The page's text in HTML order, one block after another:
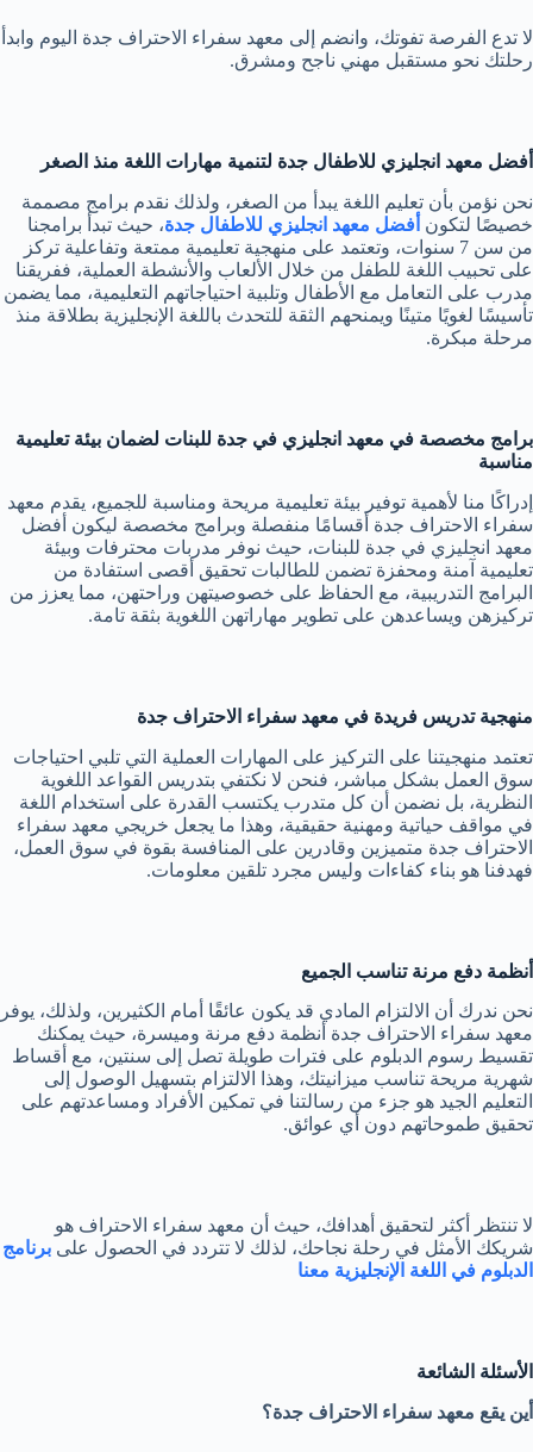
لا تدع الفرصة تفوتك، وانضم إلى معهد سفراء الاحتراف جدة اليوم وابدأ
رحلتك نحو مستقبل مهني ناجح ومشرق.
أفضل معهد انجليزي للاطفال جدة لتنمية مهارات اللغة منذ الصغر
نحن نؤمن بأن تعليم اللغة يبدأ من الصغر، ولذلك نقدم برامج مصممة
خصيصًا لتكون أفضل معهد انجليزي للاطفال جدة، حيث تبدأ برامجنا
من سن 7 سنوات، وتعتمد على منهجية تعليمية ممتعة وتفاعلية تركز
على تحبيب اللغة للطفل من خلال الألعاب والأنشطة العملية، ففريقنا
مدرب على التعامل مع الأطفال وتلبية احتياجاتهم التعليمية، مما يضمن
تأسيسًا لغويًا متينًا ويمنحهم الثقة للتحدث باللغة الإنجليزية بطلاقة منذ
مرحلة مبكرة.
برامج مخصصة في معهد انجليزي في جدة للبنات لضمان بيئة تعليمية
مناسبة
إدراكًا منا لأهمية توفير بيئة تعليمية مريحة ومناسبة للجميع، يقدم معهد
سفراء الاحتراف جدة أقسامًا منفصلة وبرامج مخصصة ليكون أفضل
معهد انجليزي في جدة للبنات، حيث نوفر مدربات محترفات وبيئة
تعليمية آمنة ومحفزة تضمن للطالبات تحقيق أقصى استفادة من
البرامج التدريبية، مع الحفاظ على خصوصيتهن وراحتهن، مما يعزز من
تركيزهن ويساعدهن على تطوير مهاراتهن اللغوية بثقة تامة.
منهجية تدريس فريدة في معهد سفراء الاحتراف جدة
تعتمد منهجيتنا على التركيز على المهارات العملية التي تلبي احتياجات
سوق العمل بشكل مباشر، فنحن لا نكتفي بتدريس القواعد اللغوية
النظرية، بل نضمن أن كل متدرب يكتسب القدرة على استخدام اللغة
في مواقف حياتية ومهنية حقيقية، وهذا ما يجعل خريجي معهد سفراء
الاحتراف جدة متميزين وقادرين على المنافسة بقوة في سوق العمل،
فهدفنا هو بناء كفاءات وليس مجرد تلقين معلومات.
أنظمة دفع مرنة تناسب الجميع
نحن ندرك أن الالتزام المادي قد يكون عائقًا أمام الكثيرين، ولذلك، يوفر
معهد سفراء الاحتراف جدة أنظمة دفع مرنة وميسرة، حيث يمكنك
تقسيط رسوم الدبلوم على فترات طويلة تصل إلى سنتين، مع أقساط
شهرية مريحة تناسب ميزانيتك، وهذا الالتزام بتسهيل الوصول إلى
التعليم الجيد هو جزء من رسالتنا في تمكين الأفراد ومساعدتهم على
تحقيق طموحاتهم دون أي عوائق.
لا تنتظر أكثر لتحقيق أهدافك، حيث أن معهد سفراء الاحتراف هو
شريكك الأمثل في رحلة نجاحك، لذلك لا تتردد في الحصول على برنامج
الدبلوم في اللغة الإنجليزية معنا
الأسئلة الشائعة
أين يقع معهد سفراء الاحتراف جدة؟